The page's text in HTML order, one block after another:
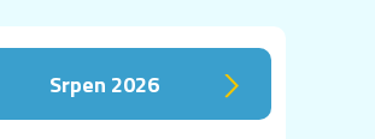
srpen 2026 ›